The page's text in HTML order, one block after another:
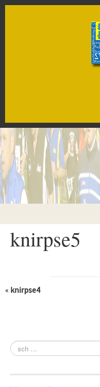
Sportarten
Artistik
Badminton
Baseball
Fitness
Gesundheit
Aqua-Jogging
Lungensport – REHA
Orthopädie – REHA
knirpse5
« knirpse4